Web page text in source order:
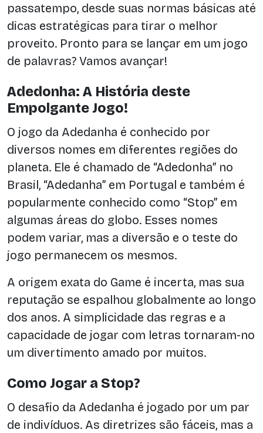
passatempo, desde suas normas básicas até
dicas estratégicas para tirar o melhor
proveito. Pronto para se lançar em um jogo
de palavras? Vamos avançar!
Adedonha: A História deste
Empolgante Jogo!
O jogo da Adedanha é conhecido por
diversos nomes em diferentes regiões do
planeta. Ele é chamado de “Adedonha” no
Brasil, “Adedanha” em Portugal e também é
popularmente conhecido como “Stop” em
algumas áreas do globo. Esses nomes
podem variar, mas a diversão e o teste do
jogo permanecem os mesmos.
A origem exata do Game é incerta, mas sua
reputação se espalhou globalmente ao longo
dos anos. A simplicidade das regras e a
capacidade de jogar com letras tornaram-no
um divertimento amado por muitos.
Como Jogar a Stop?
O desafio da Adedanha é jogado por um par
de indivíduos. As diretrizes são fáceis, mas a